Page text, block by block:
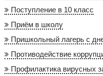
Поступление в 10 класс
Приём в школу
Пришкольный лагерь с
Противодействие
Профилактика вирусных